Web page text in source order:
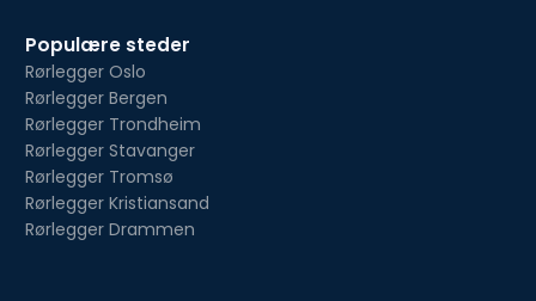
Populære steder
Rørlegger Oslo
Rørlegger Bergen
Rørlegger Trondheim
Rørlegger Stavanger
Rørlegger Tromsø
Rørlegger Kristiansand
Rørlegger Drammen